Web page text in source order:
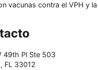
vacunas contra el VPH y
49th Pl Ste 503
, FL 33012